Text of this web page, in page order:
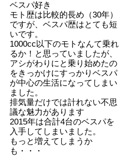
ベスパ好き
モト歴は比較的長め（30年）
ですが、ベスパ歴はとても短
いです。
1000cc以下のモトなんて乗れ
るか！と思っていましたが、
アシがわりにと乗り始めたの
をきっかけにすっかりベスパ
が中心の生活になってしまい
ました。
排気量だけでは計れない不思
議な魅力があります
2015年は合計4台のベスパを
入手してしまいました。
もっと増えてしまうか
も・・・